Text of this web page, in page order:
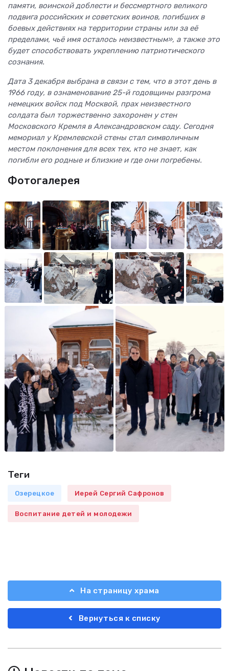
памяти, воинской доблести и бессмертного великого
подвига российских и советских воинов, погибших в
боевых действиях на территории страны или за её
пределами, чьё имя осталось неизвестным», а также это
будет способствовать укреплению патриотического
сознания.
Дата 3 декабря выбрана в связи с тем, что в этот день в
1966 году, в ознаменование 25-й годовщины разгрома
немецких войск под Москвой, прах неизвестного
солдата был торжественно захоронен у стен
Московского Кремля в Александровском саду. Сегодня
мемориал у Кремлевской стены стал символичным
местом поклонения для всех тех, кто не знает, как
погибли его родные и близкие и где они погребены.
Фотогалерея
Теги
Озерецкое Иерей Сергий Сафронов
Воспитание детей и молодежи
На страницу храма
Вернуться к списку